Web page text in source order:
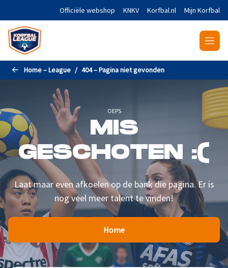
Naar de hoofdinhoud gaanOfficiële webshop KNKV Korfbal.nl Mijn Korfbal
Home – League 404 – Pagina niet gevonden
OEPS
MIS
GESCHOTEN :(
Laat maar even afkoelen op de bank die pagina. Er is
nog veel meer talent te vinden!
Home